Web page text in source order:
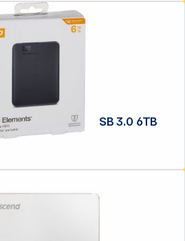
Western Digital WD Elements Portable USB 3.0 6TB